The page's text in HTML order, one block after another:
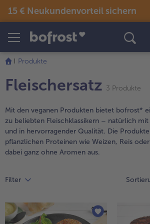
Produkte
Fertige Gerichte
Fisch &
alle Fisch & Meeresfrüchte
alle Fleisch
Themenwelten
Picknick
Neuheiten
alle Neuheiten
alle Bestseller
Rezepte
alle Snacks & kleine Gerichte
Fisch & Meeresfrüchte
Klassiker neu entdeckt
alle Klassiker neu entdeckt
Festliches
alle Festliches
Für Kinder
15 € Neukundenvorteil sichern
Produkte
mit
Artikel-
Übersicht.
Es
befinden
Fleischersatz 3 Produkte
Mit den veganen Produkten bietet bofrost*
zu beliebten Fleischklassikern – natürlich
und in hervorragender Qualität. Die
pflanzlichen Proteinen wie Weizen, Reis
dabei ganz ohne Aromen aus.
Filter